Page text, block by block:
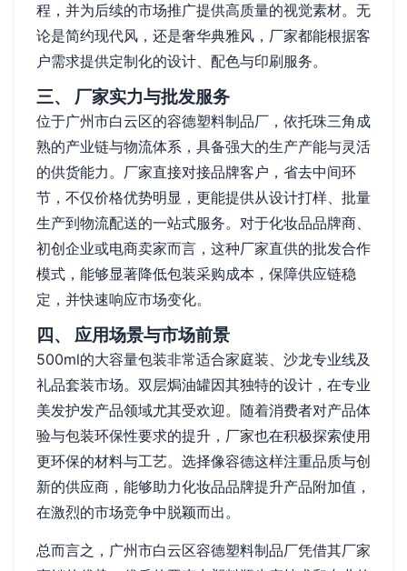
程，并为后续的市场推广提供高质量的视觉素材。无
论是简约现代风，还是奢华典雅风，厂家都能根据客
户需求提供定制化的设计、配色与印刷服务。
三、 厂家实力与批发服务
位于广州市白云区的容德塑料制品厂，依托珠三角成
熟的产业链与物流体系，具备强大的生产产能与灵活
的供货能力。厂家直接对接品牌客户，省去中间环
节，不仅价格优势明显，更能提供从设计打样、批量
生产到物流配送的一站式服务。对于化妆品品牌商、
初创企业或电商卖家而言，这种厂家直供的批发合作
模式，能够显著降低包装采购成本，保障供应链稳
定，并快速响应市场变化。
四、 应用场景与市场前景
500ml的大容量包装非常适合家庭装、沙龙专业线及
礼品套装市场。双层焗油罐因其独特的设计，在专业
美发护发产品领域尤其受欢迎。随着消费者对产品体
验与包装环保性要求的提升，厂家也在积极探索使用
更环保的材料与工艺。选择像容德这样注重品质与创
新的供应商，能够助力化妆品品牌提升产品附加值，
在激烈的市场竞争中脱颖而出。
总而言之，广州市白云区容德塑料制品厂凭借其厂家